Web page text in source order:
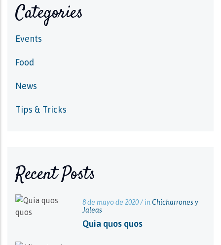
Categories
Events
Food
News
Tips & Tricks
Recent Posts
8 de mayo de 2020 / inChicharrones y
Jaleas
Quia quos quos